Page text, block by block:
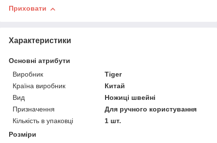
Приховати
Характеристики
Основні атрибути
Виробник
Tiger
Країна виробник
Китай
Вид
Ножиці швейні
Призначення
Для ручного користування
Кількість в упаковці
1 шт.
Розміри